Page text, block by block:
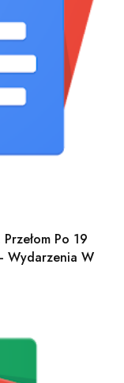
Po 19
Wydarzenia W